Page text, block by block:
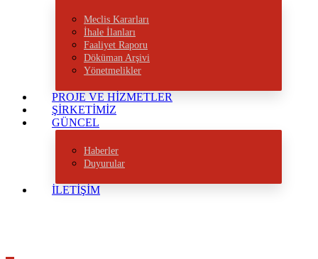
Meclis Kararları
İhale İlanları
Faaliyet Raporu
Döküman Arşivi
Yönetmelikler
PROJE VE HİZMETLER
ŞİRKETİMİZ
GÜNCEL
Haberler
Duyurular
İLETİŞİM